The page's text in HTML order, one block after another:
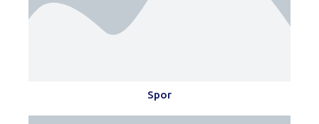
Spor